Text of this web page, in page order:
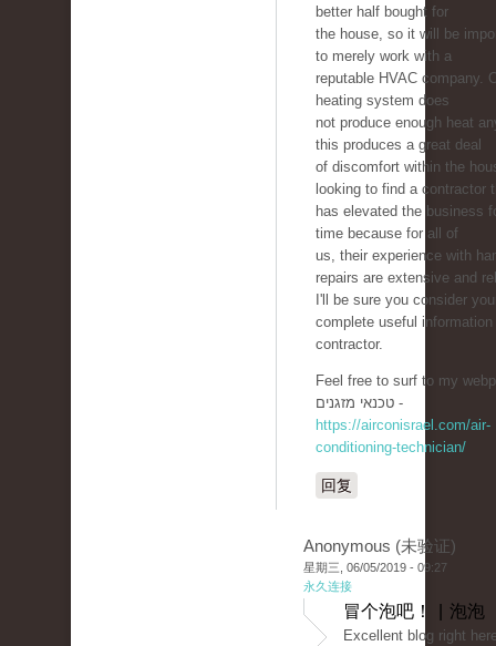
better half bought for
the house, so it will be
to merely work with a
reputable HVAC company.
heating system does
not produce enough heat
this produces a great deal
of discomfort within the
looking to find a contractor
has elevated the business
time because for all of
us, their experience with
repairs are extensive and
I'll be sure you consider
complete useful information
contractor.
Feel free to surf to my
טכנאי מזגנים -
https://airconisrael.com/air-
conditioning-technician/
回复
Anonymous (未验证)
星期三, 06/05/2019 - 09:27
永久连接
冒个泡吧！ | 泡泡
Excellent blog right